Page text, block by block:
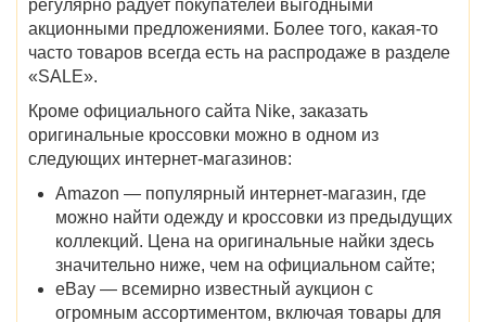
регулярно радует покупателей выгодными
акционными предложениями. Более того, какая-то
часто товаров всегда есть на распродаже в разделе
«SALE».
Кроме официального сайта Nike, заказать
оригинальные кроссовки можно в одном из
следующих интернет-магазинов:
Amazon — популярный интернет-магазин, где
можно найти одежду и кроссовки из предыдущих
коллекций. Цена на оригинальные найки здесь
значительно ниже, чем на официальном сайте;
eBay — всемирно известный аукцион с
огромным ассортиментом, включая товары для